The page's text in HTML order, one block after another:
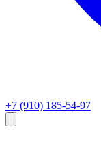
+7 (910) 185-54-97